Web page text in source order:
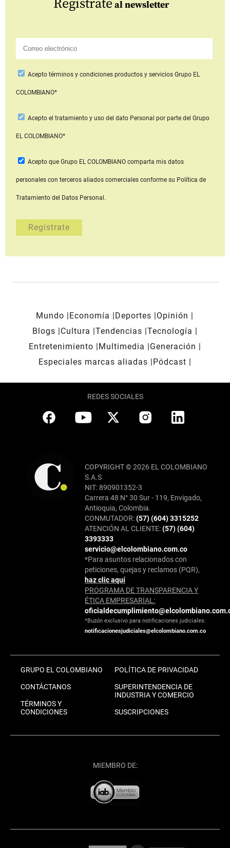
Regístrate al newsletter
Aceptotérminos y condiciones productos y serviciosGrupo EL
COLOMBIANO*
Acepto el tratamiento y uso del dato Personal por parte del Grupo
EL COLOMBIANO*
Acepto que Grupo EL COLOMBIANOcomparta mis datos
personales con terceros aliados comerciales conforme su Política de
Tratamiento del Datos Personal.
Mundo Economía Deportes
Opinión
Blogs
Cultura Tendencias Tecnología
Entretenimiento
Multimedia
Generación
Especiales marcas aliadas
Pódcast
REDES SOCIALES
COPYRIGHT © 2026 EL COLOMBIANO
S.A.S
NIT: 890901352-3
Carrera 48 N° 30 Sur - 119, Envigado,
Antioquia, Colombia.
CONMUTADOR:(57) (604) 3315252
ATENCIÓN AL CLIENTE:(57) (604)
3393333
servicio@elcolombiano.com.co
*Para asuntos relacionados con
peticiones, quejas y reclamos (PQR),
haz clic aquí
PROGRAMA DE TRANSPARENCIA Y
ÉTICA EMPRESARIAL:
*Buzón exclusivo para notificaciones judiciales:
notificacionesjudiciales@elcolombiano.com.co
GRUPO EL COLOMBIANO
CONTÁCTANOS
TÉRMINOS Y
CONDICIONES
POLÍTICA DE PRIVACIDAD
SUPERINTENDENCIA DE
INDUSTRIA Y COMERCIO
SUSCRIPCIONES
MIEMBRO DE: